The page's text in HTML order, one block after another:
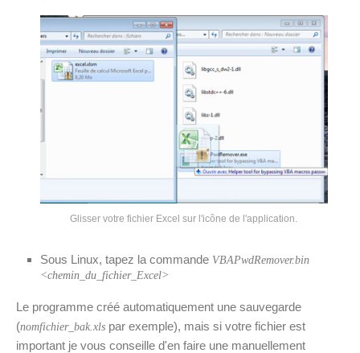
Glisser votre fichier Excel sur l'icône de l'application.
Sous Linux, tapez la commande VBAPwdRemover.bin
<chemin_du_fichier_Excel>
Le programme créé automatiquement une sauvegarde
(nomfichier_bak.xls par exemple), mais si votre fichier est
important je vous conseille d'en faire une manuellement